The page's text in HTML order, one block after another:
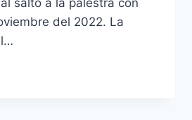
saltó a la palestra con
del 2022. La